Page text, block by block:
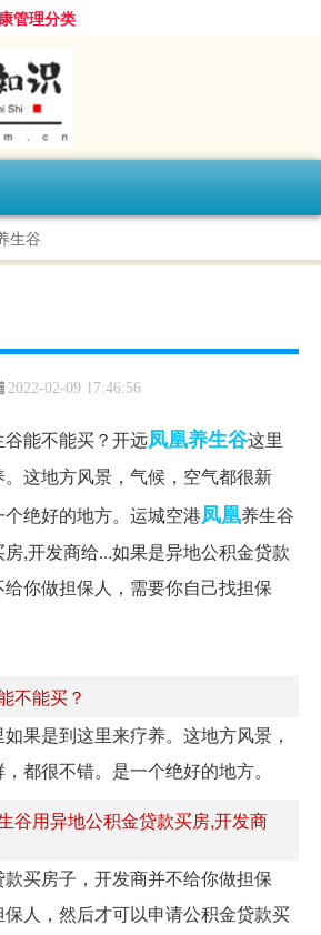
管理分类
生谷
2022-02-09 17:46:56
能不能买？开远凤凰养生谷这里
这地方风景，气候，空气都很新
绝好的地方。运城空港凤凰养生谷
,开发商给...如果是异地公积金贷款
你做担保人，需要你自己找担保
不能买？
果是到这里来疗养。这地方风景，
都很不错。是一个绝好的地方。
谷用异地公积金贷款买房,开发商
买房子，开发商并不给你做担保
人，然后才可以申请公积金贷款买